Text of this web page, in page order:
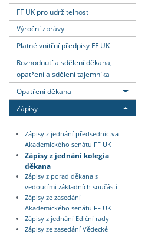
FF UK pro udržitelnost
Výroční zprávy
Platné vnitřní předpisy FF UK
Rozhodnutí a sdělení děkana,
opatření a sdělení tajemníka
Opatření děkana
Zápisy
Zápisy z jednání předsednictva
Akademického senátu FF UK
Zápisy z jednání kolegia
děkana
Zápisy z porad děkana s
vedoucími základních součástí
Zápisy ze zasedání
Akademického senátu FF UK
Zápisy z jednání Ediční rady
Zápisy ze zasedání Vědecké